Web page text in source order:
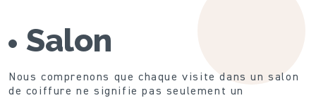
Salon
Nous comprenons que chaque visite dans un salon
de coiffure ne signifie pas seulement un